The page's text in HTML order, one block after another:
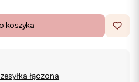
koszyka
łączona